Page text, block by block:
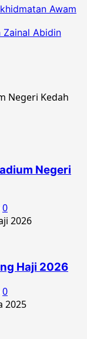
Awam
Zainal Abidin
Negeri
0
Haji 2026
0